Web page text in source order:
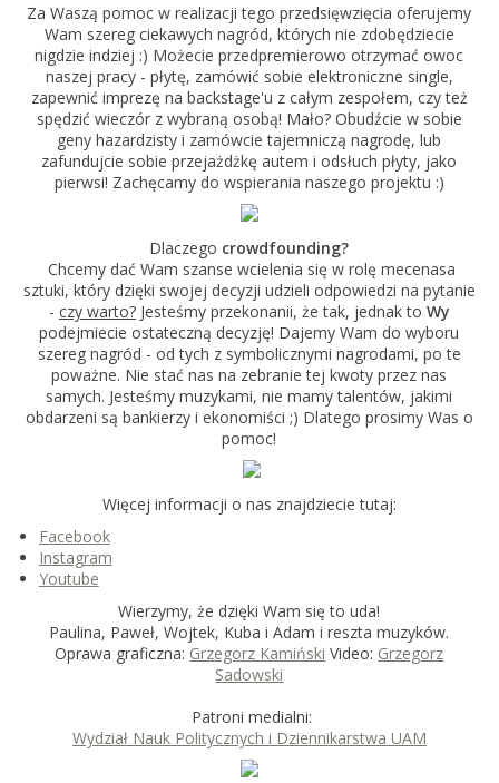
Za Waszą pomoc w realizacji tego przedsięwzięcia oferujemy
Wam szereg ciekawych nagród, których nie zdobędziecie
nigdzie indziej :) Możecie przedpremierowo otrzymać owoc
naszej pracy - płytę, zamówić sobie elektroniczne single,
zapewnić imprezę na backstage'u z całym zespołem, czy też
spędzić wieczór z wybraną osobą! Mało? Obudźcie w sobie
geny hazardzisty i zamówcie tajemniczą nagrodę, lub
zafundujcie sobie przejażdżkę autem i odsłuch płyty, jako
pierwsi! Zachęcamy do wspierania naszego projektu :)
Dlaczego crowdfounding?
Chcemy dać Wam szanse wcielenia się w rolę mecenasa
sztuki, który dzięki swojej decyzji udzieli odpowiedzi na pytanie
- czy warto?Jesteśmy przekonanii, że tak, jednak to Wy
podejmiecie ostateczną decyzję! Dajemy Wam do wyboru
szereg nagród - od tych z symbolicznymi nagrodami, po te
poważne. Nie stać nas na zebranie tej kwoty przez nas
samych. Jesteśmy muzykami, nie mamy talentów, jakimi
obdarzeni są bankierzy i ekonomiści ;) Dlatego prosimy Was o
pomoc!
Więcej informacji o nas znajdziecie tutaj:
Facebook
Instagram
Youtube
Wierzymy, że dzięki Wam się to uda!
Paulina, Paweł, Wojtek, Kuba i Adam i reszta muzyków.
Oprawa graficzna: Grzegorz Kamiński Video: Grzegorz
Sadowski
Patroni medialni:
Wydział Nauk Politycznych i Dziennikarstwa UAM